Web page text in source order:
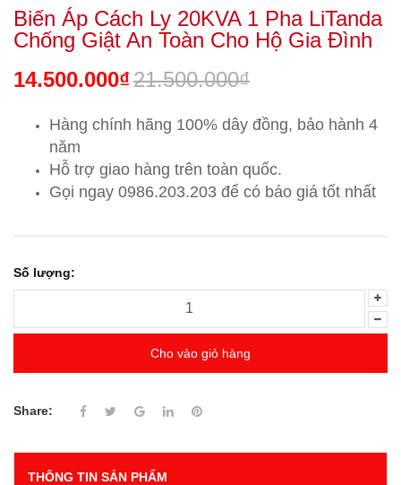
Biến Áp Cách Ly 20KVA 1 Pha LiTanda
Chống Giật An Toàn Cho Hộ Gia Đình
14.500.000₫21.500.000₫
Hàng chính hãng 100% dây đồng, bảo hành 4
năm
Hỗ trợ giao hàng trên toàn quốc.
Gọi ngay 0986.203.203 để có báo giá tốt nhất
Số lượng:
Cho vào giỏ hàng
Share:
THÔNG TIN SẢN PHẨM